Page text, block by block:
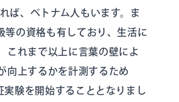
ば、ベトナム人もいます。ま
の資格も有しており、生活に
これまで以上に言葉の壁によ
向上するかを計測するため
験を開始することとなりまし